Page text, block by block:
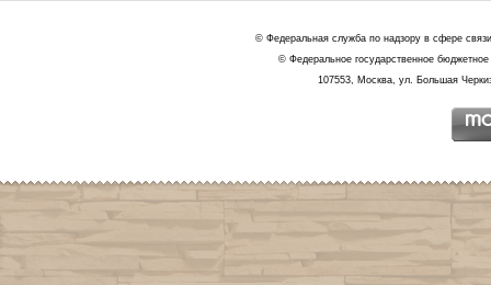
© Федеральная служба по надзору в сфере
© Федеральное государственное
107553, Москва, ул. Большая